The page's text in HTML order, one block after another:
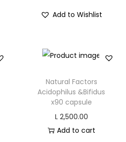
Add to Wishlist
Natural Factors
Acidophilus &Bifidus
x90 capsule
L2,500.00
Add to cart